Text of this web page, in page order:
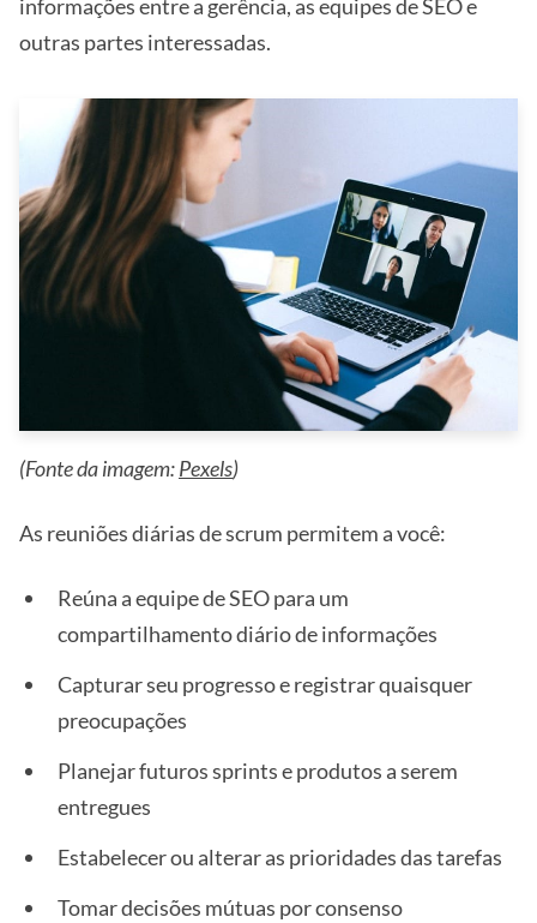
informações entre a gerência, as equipes de SEO e
outras partes interessadas.
(Fonte da imagem:Pexels)
As reuniões diárias de scrum permitem a você:
Reúna a equipe de SEO para um
compartilhamento diário de informações
Capturar seu progresso e registrar quaisquer
preocupações
Planejar futuros sprints e produtos a serem
entregues
Estabelecer ou alterar as prioridades das tarefas
Tomar decisões mútuas por consenso